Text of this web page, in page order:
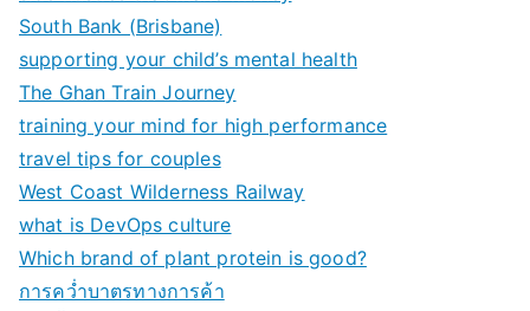
South Bank (Brisbane)
supporting your child’s mental health
The Ghan Train Journey
training your mind for high performance
travel tips for couples
West Coast Wilderness Railway
what is DevOps culture
Which brand of plant protein is good?
การคว่ำบาตรทางการค้า